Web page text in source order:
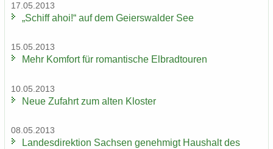
17.05.2013
„Schiff ahoi!“ auf dem Gei­ers­wal­der See
15.05.2013
Mehr Kom­fort für ro­man­ti­sche El­brad­tou­ren
10.05.2013
Neue Zu­fahrt zum alten Klos­ter
08.05.2013
Lan­des­di­rek­ti­on Sach­sen ge­neh­migt Haus­halt des